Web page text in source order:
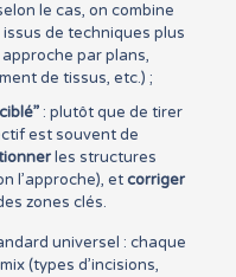
le cas, on combine
de techniques plus
par plans,
de tissus, etc.) ;
: plutôt que de tirer
est souvent de
les structures
l’approche), etcorriger
zones clés.
universel : chaque
(types d’incisions,